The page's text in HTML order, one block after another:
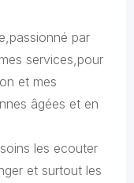
par
services,pour
et mes
âgées et en
les ecouter
et surtout les